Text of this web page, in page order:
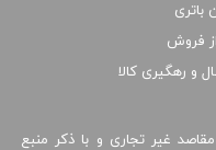
غیر تجاری و با ذکر منبع
باتری
فروش
و رهگیری کالا